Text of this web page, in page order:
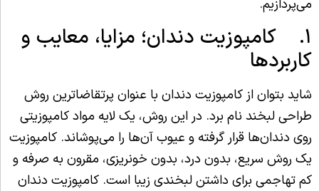
می‌پردازیم.
۱. کامپوزیت دندان؛ مزایا، معایب و
کاربردها
شاید بتوان از کامپوزیت دندان با عنوان پرتقاضاترین روش
طراحی لبخند نام برد. در این روش، یک لایه مواد کامپوزیتی
روی دندان‌ها قرار گرفته و عیوب آن‌ها را می‌پوشاند. کامپوزیت
یک روش سریع، بدون درد،‌ بدون خونریزی،‌ مقرون به صرفه و
کم تهاجمی برای داشتن لبخندی زیبا است. کامپوزیت دندان